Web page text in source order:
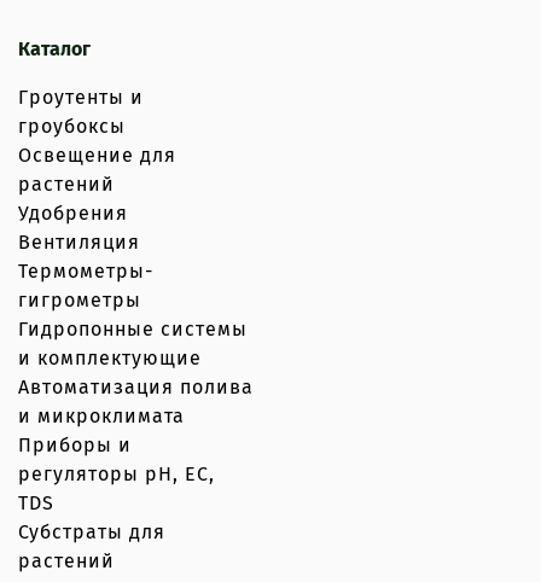
Каталог
Гроутенты и
гроубоксы
Освещение для
растений
Удобрения
Вентиляция
Термометры-
гигрометры
Гидропонные системы
и комплектующие
Автоматизация полива
и микроклимата
Приборы и
регуляторы рН, EC,
TDS
Субстраты для
растений